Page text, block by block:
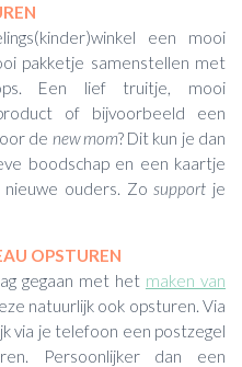
een mooi
pakketje samenstellen met
Een lief truitje, mooi
of bijvoorbeeld een
de new mom? Dit kun je dan
boodschap en een kaartje
nieuwe ouders. Zosupport je
OPSTUREN
gegaan met het maken van
natuurlijk ook opsturen. Via
via je telefoon een postzegel
Persoonlijker dan een